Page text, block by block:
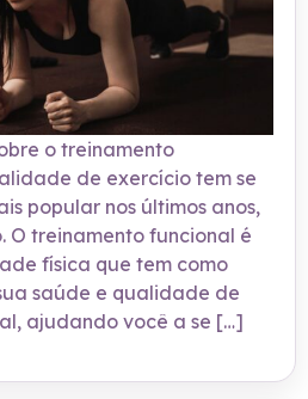
o treinamento
de exercício tem se
popular nos últimos anos,
O treinamento funcional é
física que tem como
saúde e qualidade de
ajudando você a se […]